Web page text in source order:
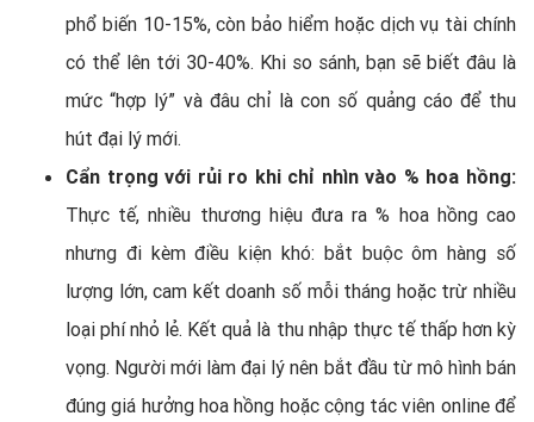
phổ biến 10-15%, còn bảo hiểm hoặc dịch vụ tài chính
có thể lên tới 30-40%. Khi so sánh, bạn sẽ biết đâu là
mức “hợp lý” và đâu chỉ là con số quảng cáo để thu
hút đại lý mới.
Cẩn trọng với rủi ro khi chỉ nhìn vào % hoa hồng:
Thực tế, nhiều thương hiệu đưa ra % hoa hồng cao
nhưng đi kèm điều kiện khó: bắt buộc ôm hàng số
lượng lớn, cam kết doanh số mỗi tháng hoặc trừ nhiều
loại phí nhỏ lẻ. Kết quả là thu nhập thực tế thấp hơn kỳ
vọng. Người mới làm đại lý nên bắt đầu từ mô hình bán
đúng giá hưởng hoa hồng hoặc cộng tác viên online để